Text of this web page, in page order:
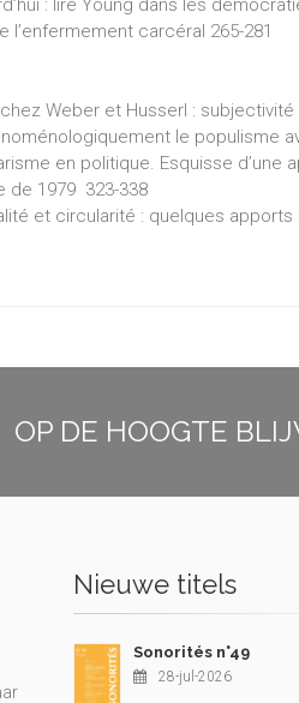
l’enfermement carcéral 265-281
Weber et Husserl :
le populisme
en politique. Esquisse
de 1979 323-338
et circularité : quelques
OP DE HOOGTE
Nieuwe titels
Sonorités n°49
28-jul-2026